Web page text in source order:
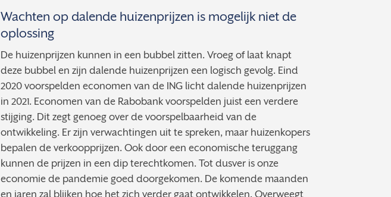
Wachten op dalende huizenprijzen is mogelijk niet de
oplossing
De huizenprijzen kunnen in een bubbel zitten. Vroeg of laat knapt
deze bubbel en zijn dalende huizenprijzen een logisch gevolg. Eind
2020 voorspelden economen van de ING licht dalende huizenprijzen
in 2021. Economen van de Rabobank voorspelden juist een verdere
stijging. Dit zegt genoeg over de voorspelbaarheid van de
ontwikkeling. Er zijn verwachtingen uit te spreken, maar huizenkopers
bepalen de verkoopprijzen. Ook door een economische teruggang
kunnen de prijzen in een dip terechtkomen. Tot dusver is onze
economie de pandemie goed doorgekomen. De komende maanden
en jaren zal blijken hoe het zich verder gaat ontwikkelen. Overweegt